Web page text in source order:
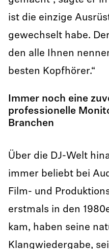
ist die einzige
gewechselt habe.
den alle Ihnen
besten Kopfhörer.“
Immer noch eine
professionelle
Branchen
Über die DJ-Welt
immer beliebt bei
Film- und
erstmals in den
kam, haben seine
Klangwiedergabe,